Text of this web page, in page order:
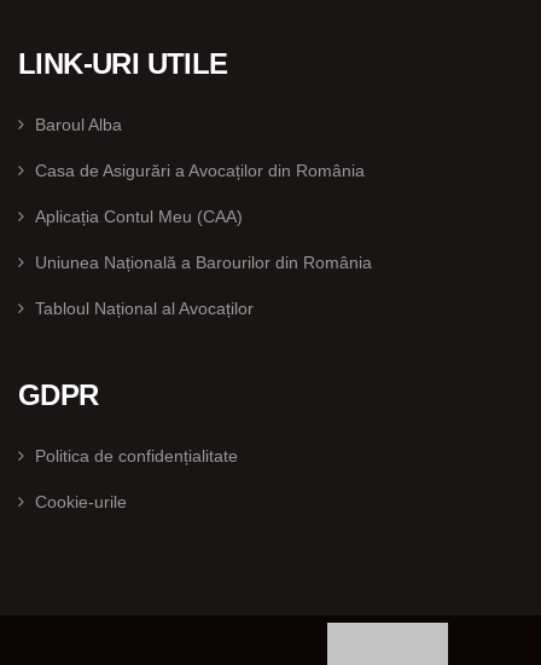
LINK-URI UTILE
Baroul Alba
Casa de Asigurări a Avocaților din România
Aplicația Contul Meu (CAA)
Uniunea Națională a Barourilor din România
Tabloul Național al Avocaților
GDPR
Politica de confidențialitate
Cookie-urile